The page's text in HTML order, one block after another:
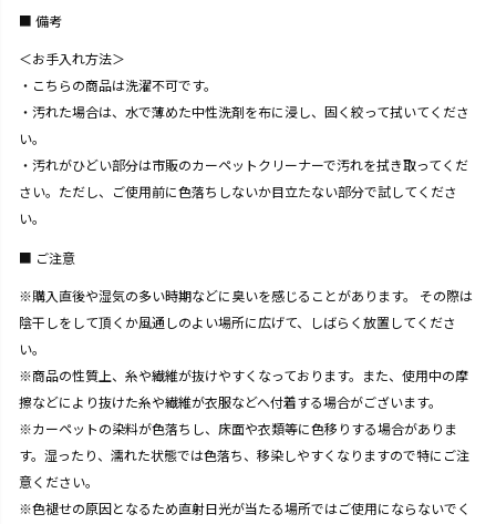
備考
＜お手入れ方法＞
・こちらの商品は洗濯不可です。
・汚れた場合は、水で薄めた中性洗剤を布に浸し、固く絞って拭いてくださ
い。
・汚れがひどい部分は市販のカーペットクリーナーで汚れを拭き取ってくだ
さい。ただし、ご使用前に色落ちしないか目立たない部分で試してくださ
い。
ご注意
※購入直後や湿気の多い時期などに臭いを感じることがあります。 その際は
陰干しをして頂くか風通しのよい場所に広げて、しばらく放置してくださ
い。
※商品の性質上、糸や繊維が抜けやすくなっております。また、使用中の摩
擦などにより抜けた糸や繊維が衣服などへ付着する場合がございます。
※カーペットの染料が色落ちし、床面や衣類等に色移りする場合がありま
す。湿ったり、濡れた状態では色落ち、移染しやすくなりますので特にご注
意ください。
※色褪せの原因となるため直射日光が当たる場所ではご使用にならないでく